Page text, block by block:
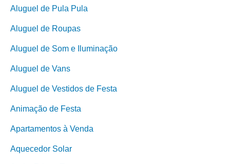
Aluguel de Pula Pula
Aluguel de Roupas
Aluguel de Som e Iluminação
Aluguel de Vans
Aluguel de Vestidos de Festa
Animação de Festa
Apartamentos à Venda
Aquecedor Solar